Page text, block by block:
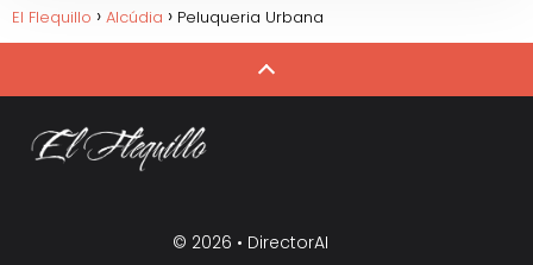
El Flequillo Alcúdia Peluqueria Urbana
© 2026 • DirectorAI